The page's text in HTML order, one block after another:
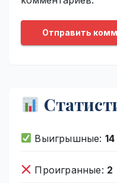
Выигрышные: 14
Проигранные: 2